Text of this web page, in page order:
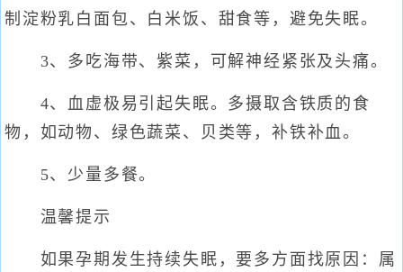
制淀粉乳白面包、白米饭、甜食等，避免失眠。
3、多吃海带、紫菜，可解神经紧张及头痛。
4、血虚极易引起失眠。多摄取含铁质的食
物，如动物、绿色蔬菜、贝类等，补铁补血。
5、少量多餐。
温馨提示
如果孕期发生持续失眠，要多方面找原因：属